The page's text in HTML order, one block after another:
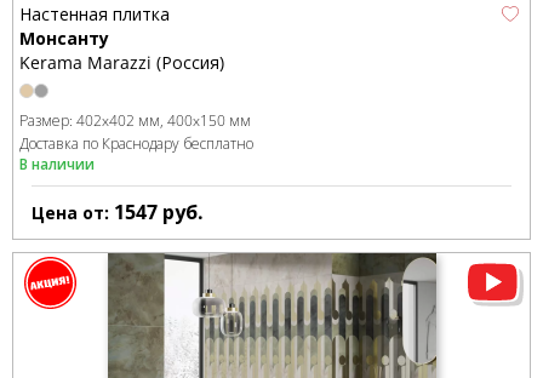
Настенная плитка
Монсанту
Kerama Marazzi (Россия)
Размер: 402x402 мм 400x150 мм
Доставка по Краснодару бесплатно
В наличии
Цена от: 1547 руб.